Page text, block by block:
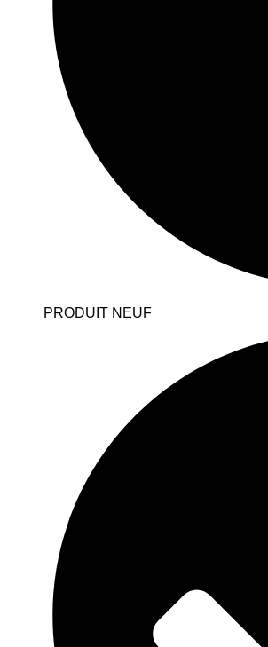
PRODUIT NEUF